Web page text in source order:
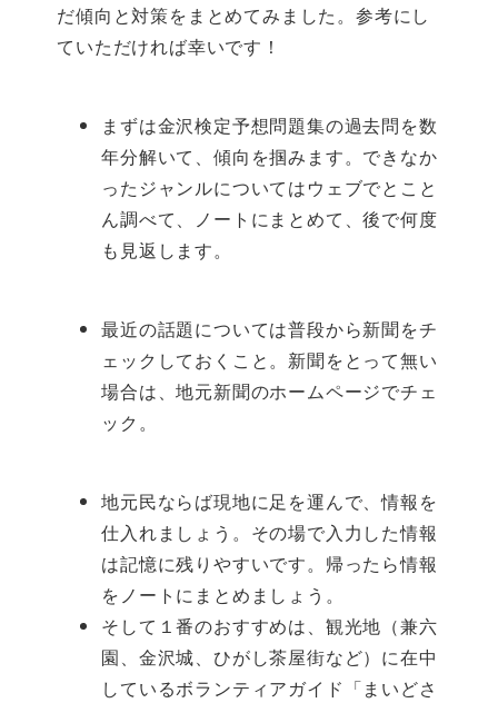
だ傾向と対策をまとめてみました。参考にし
ていただければ幸いです！
まずは金沢検定予想問題集の過去問を数
年分解いて、傾向を掴みます。できなか
ったジャンルについてはウェブでとこと
ん調べて、ノートにまとめて、後で何度
も見返します。
最近の話題については普段から新聞をチ
ェックしておくこと。新聞をとって無い
場合は、地元新聞のホームページでチェ
ック。
地元民ならば現地に足を運んで、情報を
仕入れましょう。その場で入力した情報
は記憶に残りやすいです。帰ったら情報
をノートにまとめましょう。
そして１番のおすすめは、観光地（兼六
園、金沢城、ひがし茶屋街など）に在中
しているボランティアガイド「まいどさ